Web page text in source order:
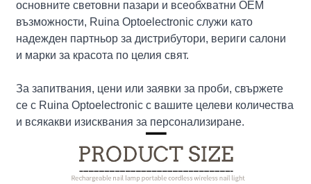
основните световни пазари и всеобхватни OEM
възможности, Ruina Optoelectronic служи като
надежден партньор за дистрибутори, вериги салони
и марки за красота по целия свят.
За запитвания, цени или заявки за проби, свържете
се с Ruina Optoelectronic с вашите целеви количества
и всякакви изисквания за персонализиране.